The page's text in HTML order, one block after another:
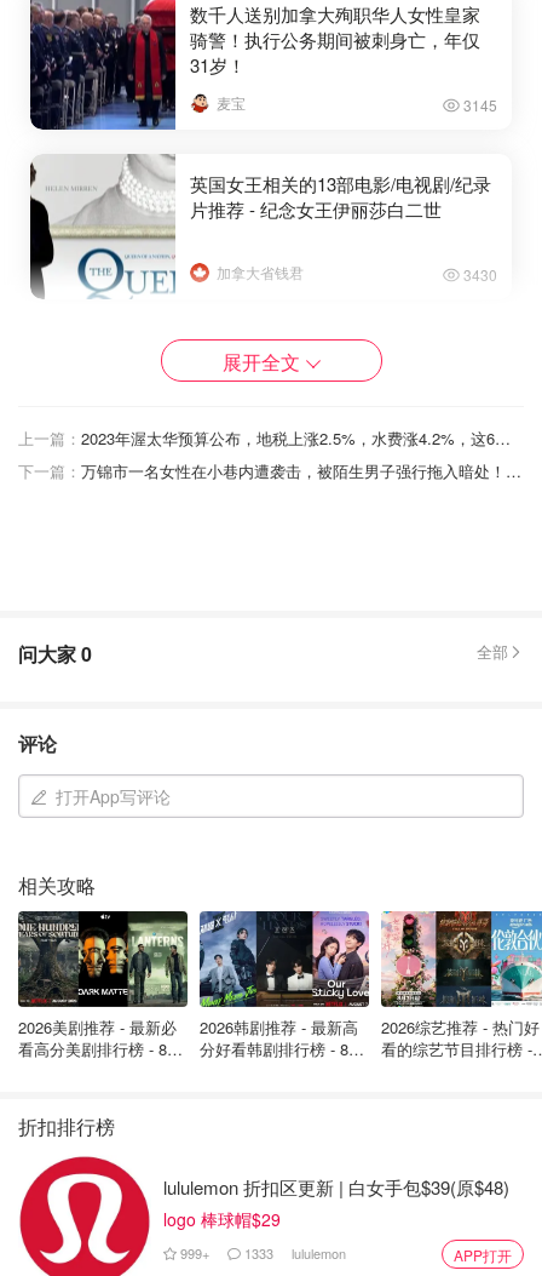
数千人送别加拿大殉职华人女性皇家
骑警！执行公务期间被刺身亡，年仅
31岁！
麦宝 3145
英国女王相关的13部电影/电视剧/纪录
片推荐 - 纪念女王伊丽莎白二世
加拿大省钱君 3430
展开全文
上一篇：
2023年渥太华预算公布，地税上涨2.5%，水费涨4.2%，这6个方面将影响你的钱包！
下一篇：
万锦市一名女性在小巷内遭袭击，被陌生男子强行拖入暗处！警方呼吁市民提供线索！
问大家0 全部
评论
打开App写评论
相关攻略
2026美剧推荐 - 最新必
看高分美剧排行榜 - 8月
2026韩剧推荐 - 最新高
分好看韩剧排行榜 - 8月
2026综艺推荐 - 热门好
看的综艺节目排行榜 -
折扣排行榜
lululemon 折扣区更新 | 白女手包$39(原$48)
logo 棒球帽$29
999+ 1333 lululemon APP打开